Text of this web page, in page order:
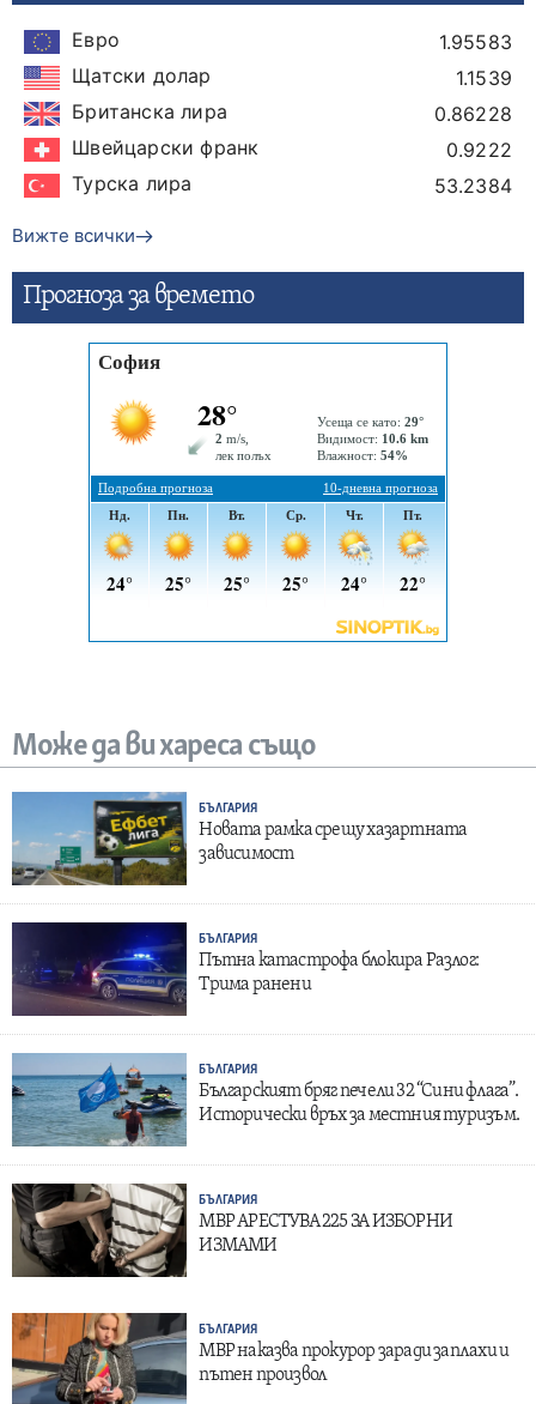
Евро
1.95583
Щатски долар
1.1539
Британска лира
0.86228
Швейцарски франк
0.9222
Турска лира
53.2384
Вижте всички
Прогнозa за времето
Може да ви хареса също
БЪЛГАРИЯ
Новата рамка срещу хазартната
зависимост
БЪЛГАРИЯ
Пътна катастрофа блокира Разлог:
Трима ранени
БЪЛГАРИЯ
Българският бряг печели 32 “Сини флага”.
Исторически връх за местния туризъм.
БЪЛГАРИЯ
МВР АРЕСТУВА 225 ЗА ИЗБОРНИ
ИЗМАМИ
БЪЛГАРИЯ
МВР наказва прокурор заради заплахи и
пътен произвол